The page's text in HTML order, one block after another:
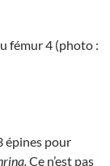
fémur 4 (photo :
épines pour
Ce n’est pas